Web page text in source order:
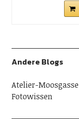
Andere Blogs
Atelier-Moosgasse
Fotowissen